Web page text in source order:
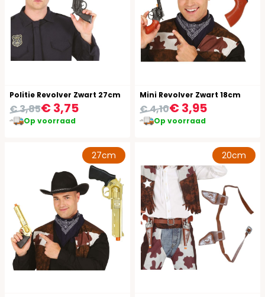
Politie Revolver Zwart 27cm
€ 3,75
€ 3,85
Op voorraad
Mini Revolver Zwart 18cm
€ 3,95
€ 4,10
Op voorraad
27cm 20cm